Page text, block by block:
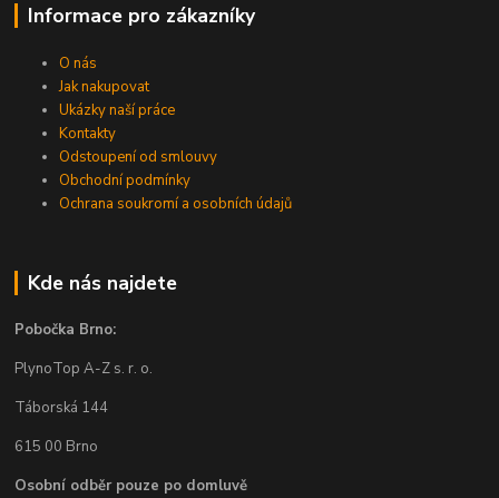
Informace pro zákazníky
O nás
Jak nakupovat
Ukázky naší práce
Kontakty
Odstoupení od smlouvy
Obchodní podmínky
Ochrana soukromí a osobních údajů
Kde nás najdete
Pobočka Brno:
PlynoTop A-Z s. r. o.
Táborská 144
615 00 Brno
Osobní odběr pouze po domluvě